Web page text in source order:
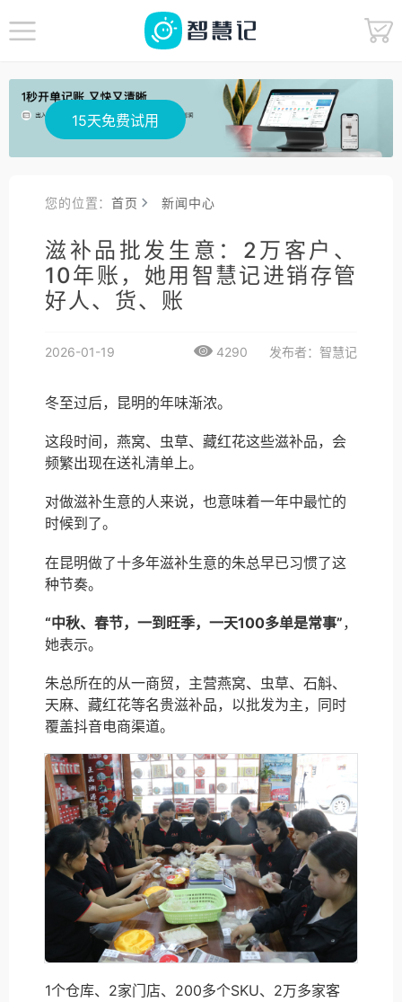
15天免费试用
您的位置：首页 新闻中心
滋补品批发生意：2万客户、
10年账，她用智慧记进销存管
好人、货、账
2026-01-19 4290 发布者：智慧记
冬至过后，昆明的年味渐浓。
这段时间，燕窝、虫草、藏红花这些滋补品，会
频繁出现在送礼清单上。
对做滋补生意的人来说，也意味着一年中最忙的
时候到了。
在昆明做了十多年滋补生意的朱总早已习惯了这
种节奏。
“中秋、春节，一到旺季，一天100多单是常事”，
她表示。
朱总所在的从一商贸，主营燕窝、虫草、石斛、
天麻、藏红花等名贵滋补品，以批发为主，同时
覆盖抖音电商渠道。
1个仓库、2家门店、200多个SKU、2万多家客